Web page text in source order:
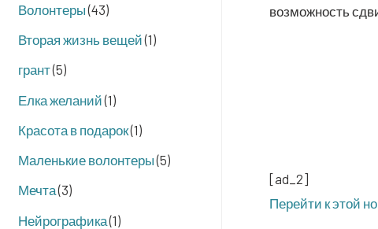
Волонтеры(43)
Вторая жизнь вещей(1)
грант(5)
Елка желаний(1)
Красота в подарок(1)
Маленькие волонтеры(5)
Мечта(3)
Нейрографика(1)
воз­мож­ность
[ad_2]
Перей­ти к этой